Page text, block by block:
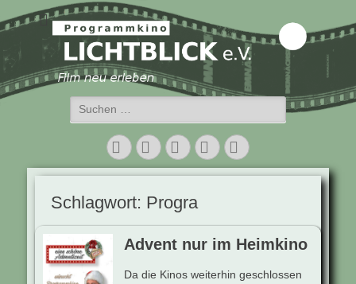
Programmkino
Lichtblick e.V.
Suchen
nach:
Facebook
Twitter
E-
Mail
VimeoInstagram
Schlagwort: Progra
Advent nur im Heimkino
Da die Kinos weiterhin geschlossen